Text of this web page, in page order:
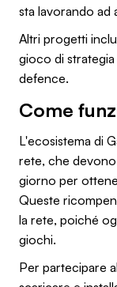
sta lavorando ad
Altri progetti
gioco di
defence.
Come
L'ecosistema di
rete, che
giorno per
Queste
la rete, poiché
giochi.
Per partecipare